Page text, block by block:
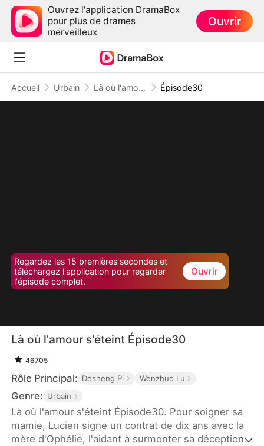
Ouvrez l'application DramaBox
pour plus de drames
merveilleux
Ouvrir
Accueil Urbain Là où l'amour s'éteint Épisode30
Regardez les 15 premières secondes et
téléchargez l'application pour regarder
l'épisode complet.
Ouvrir
Là où l'amour s'éteint Épisode30
46705
Rôle Principal: Desheng Pi Wenzhuo Lu
Genre: Urbain
Là où l'amour s'éteint Épisode30. Pour soigner sa
mamie, Lucien signe un contrat de dix ans avec la
mère d'Ophélie, l'aidant à surmonter sa déception